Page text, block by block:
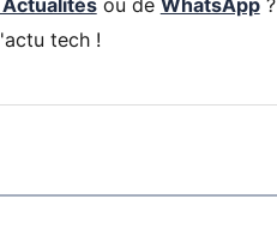
Actualitésou de WhatsApp?
tech !